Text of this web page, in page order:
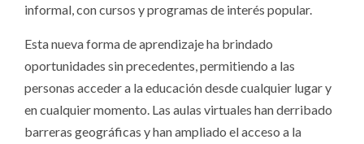
informal, con cursos y programas de interés popular.
Esta nueva forma de aprendizaje ha brindado
oportunidades sin precedentes, permitiendo a las
personas acceder a la educación desde cualquier lugar y
en cualquier momento. Las aulas virtuales han derribado
barreras geográficas y han ampliado el acceso a la